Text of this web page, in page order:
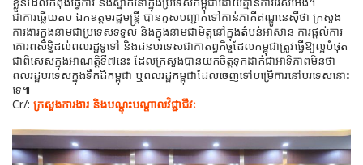
ជាការឆ្លើយតប ឯកឧត្តមរដ្ឋមន្ត្រី បានគូសបញ្ជាក់ទៅកាន់ភាគីឥណ្ឌូនេស៊ីថា ក្រសួង
ការងារក្នុងនាមជាប្រទេសទទួល និងក្នុងនាមជាមិត្តនៅក្នុងតំបន់អាស៊ាន ការផ្តល់ការ
គោរពសិទ្ធិដល់ពលរដ្ឋទូទៅ និងជនបរទេសជាកាតព្វកិច្ចដែលកម្ពុជាត្រូវធ្វើឱ្យល្អបំផុត
ជាពិសេសក្នុងអាណត្តិទី៧នេះ ដែលក្រសួងបានយកចិត្តទុកដាក់ជាអាទិភាពមិនថា
ពលរដ្ឋបរទេសក្នុងទឹកដីកម្ពុជា ឬពលរដ្ឋកម្ពុជាដែលចេញទៅបម្រើការនៅបរទេសនោះ
ទេ៕
Cr/: ក្រសួងការងារ និងបណ្តុះបណ្តាលវិជ្ជាជីវៈ